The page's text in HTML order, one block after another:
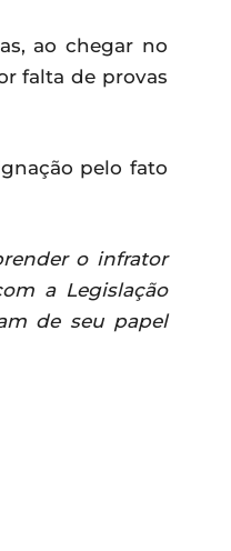
ao chegar no
falta de provas
pelo fato
o infrator
a Legislação
de seu papel